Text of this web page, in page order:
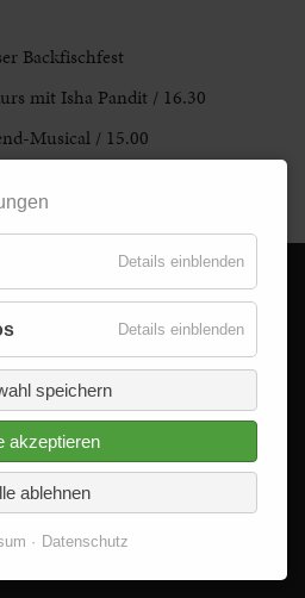
Backfischfest
mit Isha Pandit / 16.30
Musical / 15.00
vorbehalten.
Details einblenden
Details einblenden
speichern
akzeptieren
ablehnen
Datenschutz